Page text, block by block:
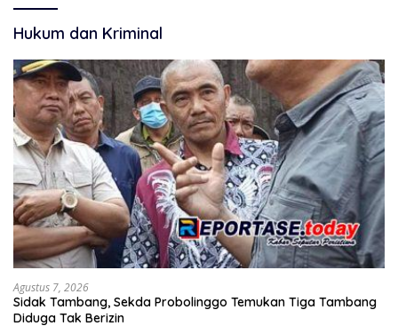
Hukum dan Kriminal
Agustus 7, 2026
Sidak Tambang, Sekda Probolinggo Temukan Tiga Tambang
Diduga Tak Berizin